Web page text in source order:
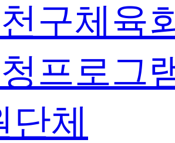
구체육
프로그
단체